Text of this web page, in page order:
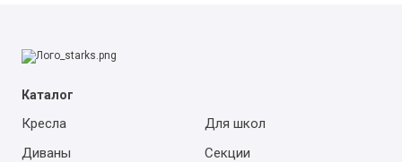
Каталог
Кресла
Диваны
Для школ
Секции